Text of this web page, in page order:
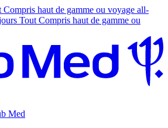
haut de gamme ou voyage all-
Tout Compris haut de gamme ou
Med